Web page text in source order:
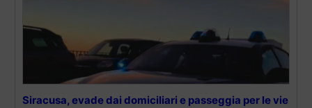
Siracusa, evade dai domiciliari e passeggia per le vie